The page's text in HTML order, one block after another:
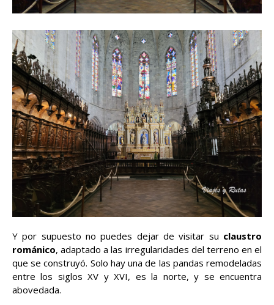
Y por supuesto no puedes dejar de visitar su claustro
románico, adaptado a las irregularidades del terreno en el
que se construyó. Solo hay una de las pandas remodeladas
entre los siglos XV y XVI, es la norte, y se encuentra
abovedada.